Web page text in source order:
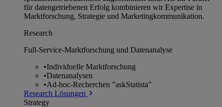
für datengetriebenen Erfolg kombinieren wir Expertise in
Marktforschung, Strategie und Marketingkommunikation.
Research
Full-Service-Marktforschung und Datenanalyse
•Individuelle Marktforschung
•Datenanalysen
•Ad-hoc-Recherchen "askStatista"
Research Lösungen
Strategy